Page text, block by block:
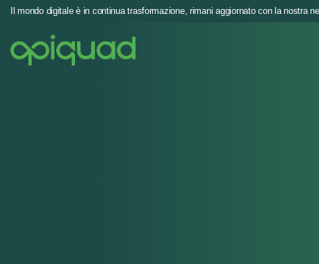
Il mondo digitale è in continua trasformazione, rimani aggiornato con la nostra